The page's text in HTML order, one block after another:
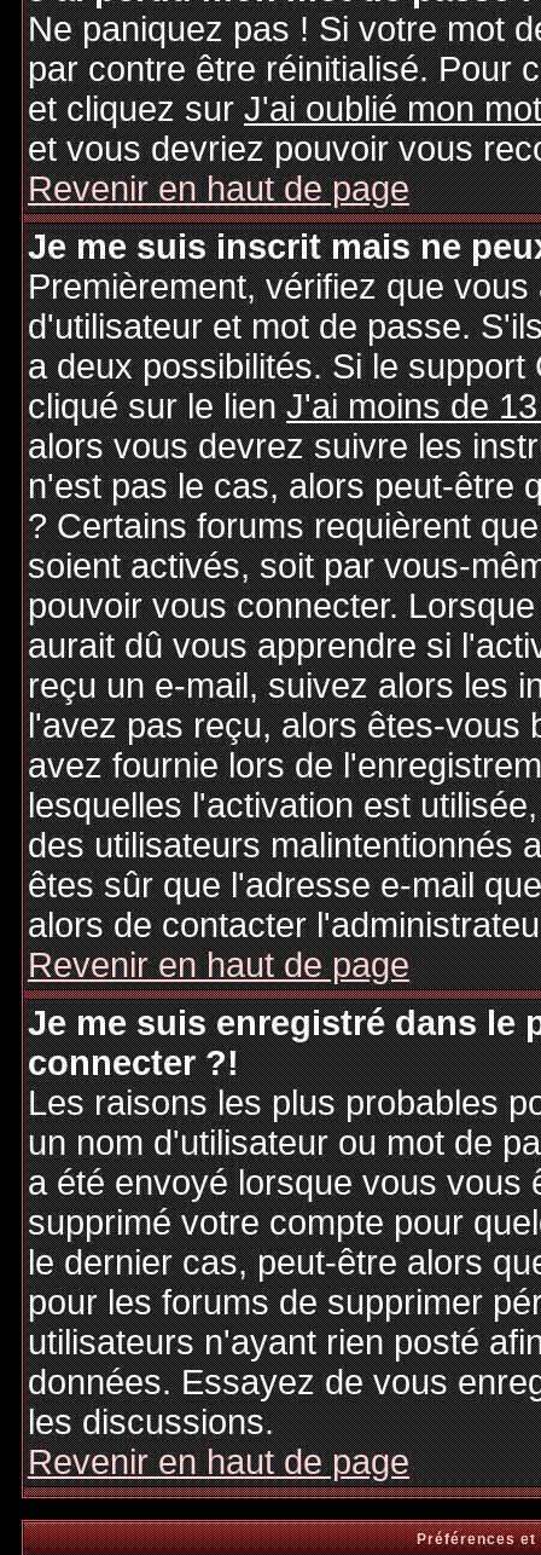
Ne paniquez pas ! Si votre mot
par contre être réinitialisé. Pour
et cliquez surJ'ai oublié mon
et vous devriez pouvoir vous
Revenir en haut de page
Je me suis inscrit mais ne
Premièrement, vérifiez que
d'utilisateur et mot de passe.
a deux possibilités. Si le
cliqué sur le lienJ'ai moins de
alors vous devrez suivre les
n'est pas le cas, alors peut-être
? Certains forums requièrent
soient activés, soit par vous-
pouvoir vous connecter.
aurait dû vous apprendre si
reçu un e-mail, suivez alors les
l'avez pas reçu, alors êtes-vous
avez fournie lors de
lesquelles l'activation est
des utilisateurs malintentionnés
êtes sûr que l'adresse e-mail
alors de contacter
Revenir en haut de page
Je me suis enregistré dans le
connecter ?!
Les raisons les plus probables
un nom d'utilisateur ou mot de
a été envoyé lorsque vous vous
supprimé votre compte pour
le dernier cas, peut-être alors
pour les forums de supprimer
utilisateurs n'ayant rien posté
données. Essayez de vous
les discussions.
Revenir en haut de page
Préférences